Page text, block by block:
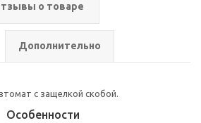
о товаре
Дополнительно
с защелкой скобой.
Особенности